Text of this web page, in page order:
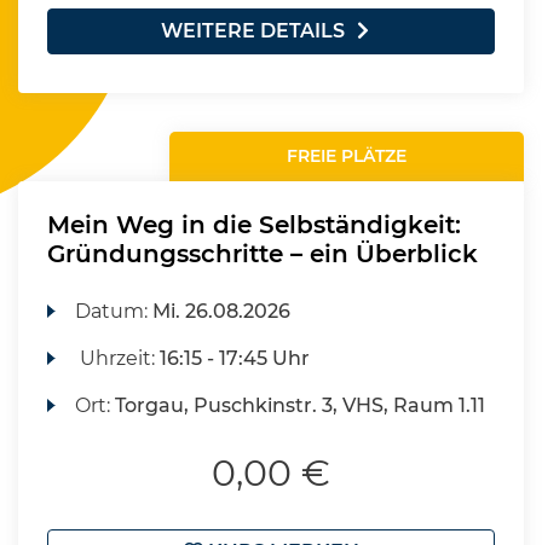
WEITERE DETAILS
FREIE PLÄTZE
Mein Weg in die Selbständigkeit:
Gründungsschritte – ein Überblick
Datum: Mi. 26.08.2026
Uhrzeit:16:15 - 17:45 Uhr
Ort:Torgau, Puschkinstr. 3, VHS, Raum 1.11
0,00 €